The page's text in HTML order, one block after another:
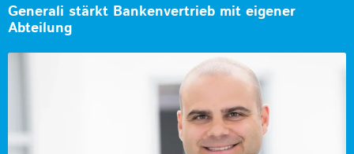
Generali stärkt Bankenvertrieb mit eigener
Abteilung